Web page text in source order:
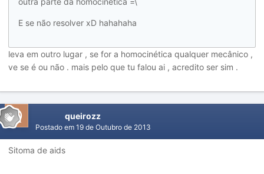
E se não resolver xD hahahaha
leva em outro lugar , se for a homocinética qualquer mecânico ,
ve se é ou não . mais pelo que tu falou ai , acredito ser sim .
queirozz
Postado em 19 de Outubro de 2013
Sitoma de aids